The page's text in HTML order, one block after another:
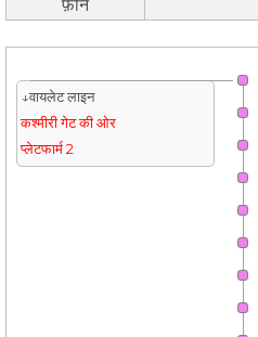
फ़ोन
↓वायलेट लाइन
कश्मीरी गेट की ओर
प्लेटफार्म 2